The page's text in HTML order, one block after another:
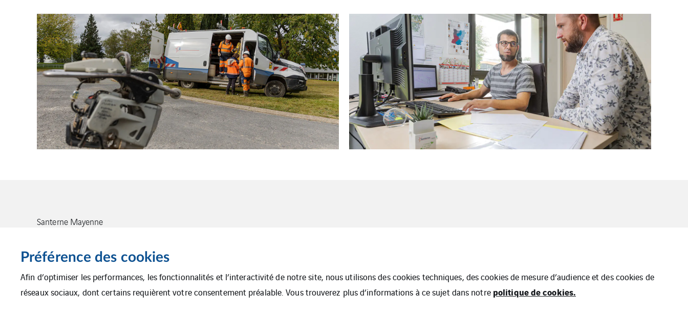
Santerne Mayenne
02 43 04 26 64
Préférence des cookies
Afin d’optimiser les performances, les fonctionnalités et l’interactivité de notre site, nous utilisons des cookies techniques, des cookies de mesure d’audience et des cookies de
réseaux sociaux, dont certains requièrent votre consentement préalable. Vous trouverez plus d’informations à ce sujet dans notre politique de cookies.